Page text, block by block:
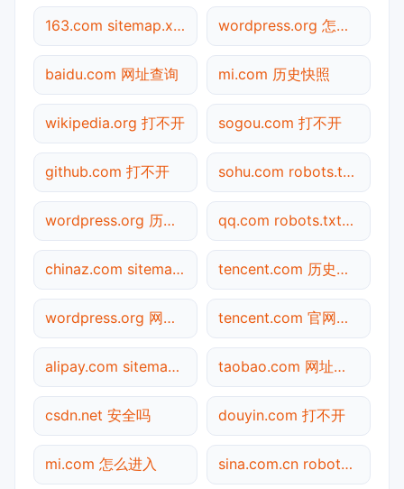
163.com sitemap.xml检测 wordpress.org 怎么进入
baidu.com 网址查询 mi.com 历史快照
wikipedia.org 打不开 sogou.com 打不开
github.com 打不开 sohu.com robots.txt检测
wordpress.org 历史快照 qq.com robots.txt检测
chinaz.com sitemap.xml检测 tencent.com 历史快照
wordpress.org 网址查询 tencent.com 官网入口
alipay.com sitemap.xml检测 taobao.com 网址查询
csdn.net 安全吗 douyin.com 打不开
mi.com 怎么进入 sina.com.cn robots.txt检测